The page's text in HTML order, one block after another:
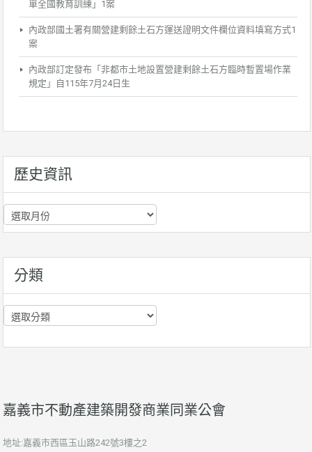
單全國教育訓練」1案
內政部國土署有關營建剩餘土石方運送證明文件欄位資料填寫方式1
案
內政部訂定發布「非都市土地設置營建剩餘土石方臨時暫置場作業
規定」自115年7月24日生
歷史資訊
歷
史
分類
分
類
嘉義市不動產建築開發商業同業公會
地址:嘉義市西區玉山路242號3樓之2